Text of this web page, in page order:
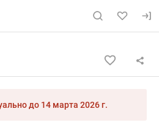
по сайту
фарш
объявлением
до 14 марта 2026 г.